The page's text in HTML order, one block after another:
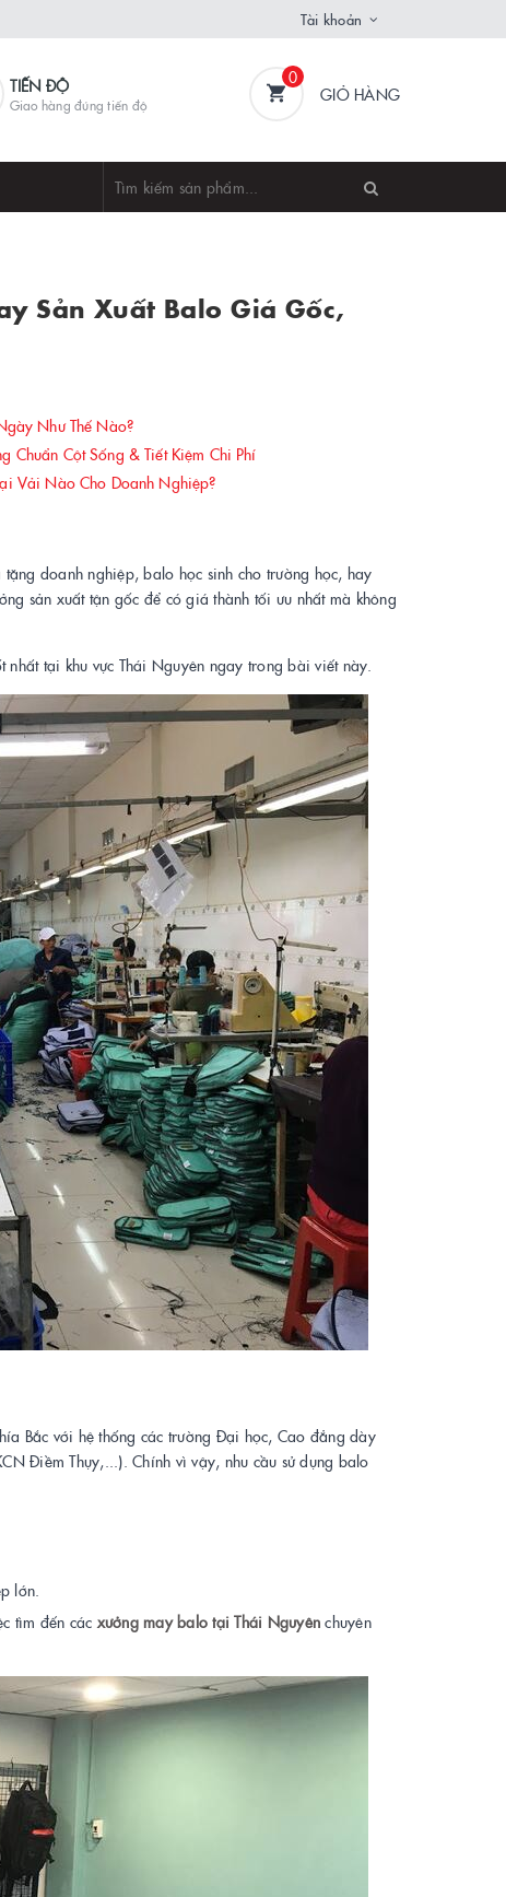
Tài khoản
TIẾN ĐỘ
Giao hàng đúng tiến độ
0
GIỎ HÀNG
Sản Xuất Balo Giá Gốc,
Như Thế Nào?
Cột Sống & Tiết Kiệm Chi Phí
Vải Nào Cho Doanh Nghiệp?
doanh nghiệp, balo học sinh cho trường học, hay
sản xuất tận gốc để có giá thành tối ưu nhất mà không
tại khu vực Thái Nguyên ngay trong bài viết này.
Bắc với hệ thống các trường Đại học, Cao đẳng dày
Điềm Thụy,...). Chính vì vậy, nhu cầu sử dụng balo
lớn.
tìm đến các xưởng may balo tại Thái Nguyên chuyên